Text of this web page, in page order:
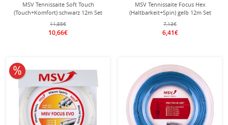
MSV Tennissaite Soft Touch
(Touch+Komfort) schwarz 12m Set
11,85€
10,66€
MSV Tennissaite Focus Hex
(Haltbarkeit+Spin) gelb 12m Set
7,13€
6,41€
10% reduziert